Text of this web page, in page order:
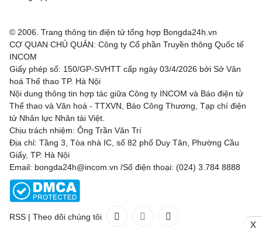
© 2006. Trang thông tin điện tử tổng hợp Bongda24h.vn
CƠ QUAN CHỦ QUẢN: Công ty Cổ phần Truyền thông Quốc tế
INCOM
Giấy phép số: 150/GP-SVHTT cấp ngày 03/4/2026 bởi Sở Văn
hoá Thể thao TP. Hà Nội
Nội dung thông tin hợp tác giữa Công ty INCOM và Báo điện tử
Thể thao và Văn hoá - TTXVN, Báo Công Thương, Tạp chí điện
tử Nhân lực Nhân tài Việt.
Chịu trách nhiệm: Ông Trần Văn Trí
Địa chỉ: Tầng 3, Tòa nhà IC, số 82 phố Duy Tân, Phường Cầu
Giấy, TP. Hà Nội
Email: bongda24h@incom.vn /Số điện thoại: (024) 3.784 8888
RSS | Theo dõi chúng tôi
X